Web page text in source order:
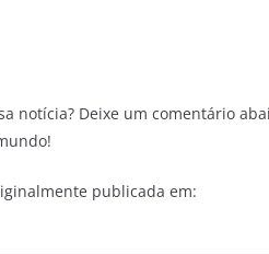
notícia? Deixe um comentário
publicada em: